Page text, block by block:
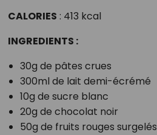
CALORIES : 413 kcal
INGREDIENTS :
30g de pâtes crues
300ml de lait demi-écrémé
10g de sucre blanc
20g de chocolat noir
50g de fruits rouges surgelés